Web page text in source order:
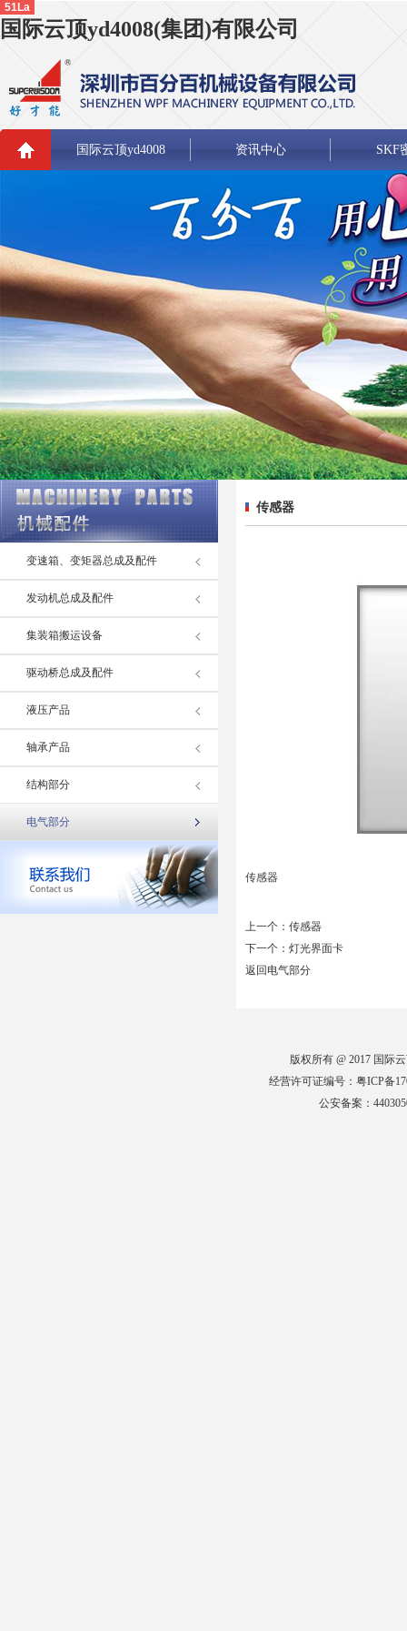
51La
国际云顶yd4008(集团)有限公司
国际云顶yd4008 资讯中心 SKF
变速箱、变矩器总成及配件
发动机总成及配件
集装箱搬运设备
驱动桥总成及配件
液压产品
轴承产品
结构部分
电气部分
传感器
传感器
上一个： 传感器
下一个： 灯光界面卡
返回电气部分
版权所有 @ 2017 国际
经营许可证编号：粤ICP备
公安备案：